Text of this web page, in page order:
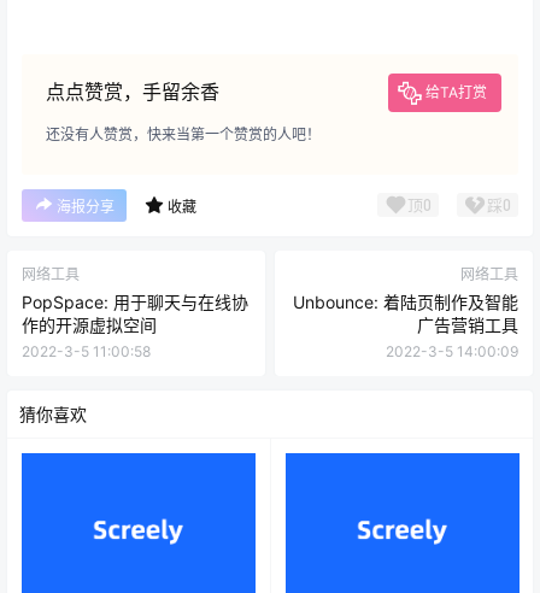
点点赞赏，手留余香 给TA打赏
还没有人赞赏，快来当第一个赞赏的人吧！
海报分享 收藏 顶0 踩0
网络工具
PopSpace: 用于聊天与在线协
作的开源虚拟空间
2022-3-5 11:00:58
网络工具
Unbounce: 着陆页制作及智能
广告营销工具
2022-3-5 14:00:09
猜你喜欢